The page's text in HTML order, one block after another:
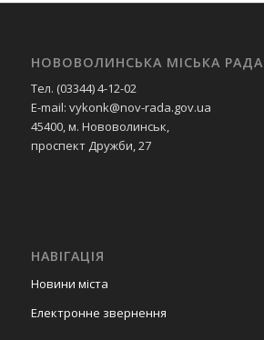
НОВОВОЛИНСЬКА МІСЬКА РАДА
Тел. (03344) 4-12-02
E-mail: vykonk@nov-rada.gov.ua
45400, м. Нововолинськ,
проспект Дружби, 27
НАВІГАЦІЯ
Новини міста
Електронне звернення